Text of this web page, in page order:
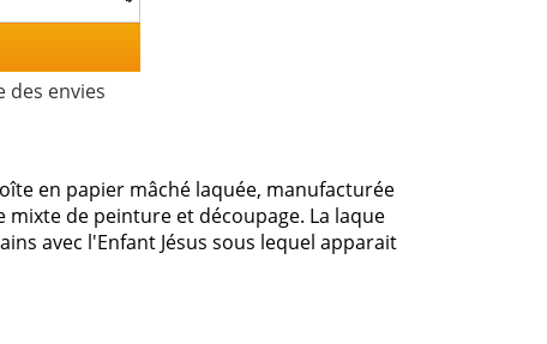
des envies
en papier mâché laquée, manufacturée
de peinture et découpage. La laque
avec l'Enfant Jésus sous lequel apparait